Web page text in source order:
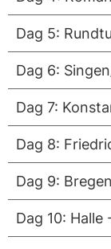
Dag 9: